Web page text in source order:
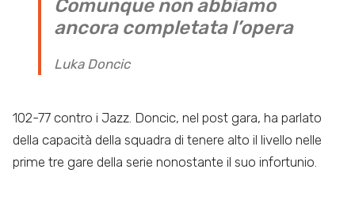
Comunque non abbiamo
ancora completata l’opera
Luka Doncic
102-77 contro i Jazz. Doncic, nel post gara, ha parlato
della capacità della squadra di tenere alto il livello nelle
prime tre gare della serie nonostante il suo infortunio.